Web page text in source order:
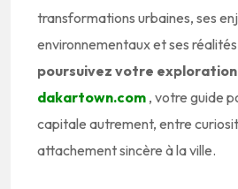
transformations urbaines, ses
environnementaux et ses
poursuivez votre
dakartown.com , votre guide
capitale autrement, entre
attachement sincère à la ville.